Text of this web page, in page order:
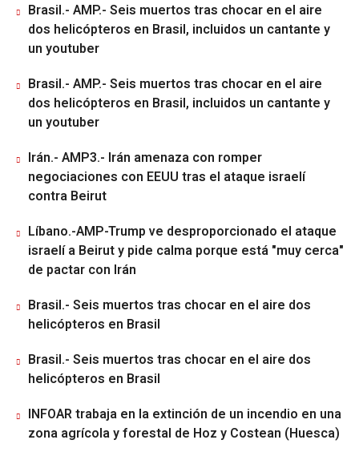
Brasil.- AMP.- Seis muertos tras chocar en el aire
dos helicópteros en Brasil, incluidos un cantante y
un youtuber
Brasil.- AMP.- Seis muertos tras chocar en el aire
dos helicópteros en Brasil, incluidos un cantante y
un youtuber
Irán.- AMP3.- Irán amenaza con romper
negociaciones con EEUU tras el ataque israelí
contra Beirut
Líbano.-AMP-Trump ve desproporcionado el ataque
israelí a Beirut y pide calma porque está "muy cerca"
de pactar con Irán
Brasil.- Seis muertos tras chocar en el aire dos
helicópteros en Brasil
Brasil.- Seis muertos tras chocar en el aire dos
helicópteros en Brasil
INFOAR trabaja en la extinción de un incendio en una
zona agrícola y forestal de Hoz y Costean (Huesca)